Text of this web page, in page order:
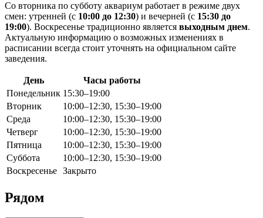
Со вторника по субботу аквариум работает в режиме двух
смен: утренней (с 10:00 до 12:30) и вечерней (с 15:30 до
19:00). Воскресенье традиционно является выходным днем.
Актуальную информацию о возможных изменениях в
расписании всегда стоит уточнять на официальном сайте
заведения.
День
Часы работы
Понедельник 15:30–19:00
Вторник
10:00–12:30, 15:30–19:00
Среда
10:00–12:30, 15:30–19:00
Четверг
10:00–12:30, 15:30–19:00
Пятница
10:00–12:30, 15:30–19:00
Суббота
10:00–12:30, 15:30–19:00
Воскресенье Закрыто
Рядом